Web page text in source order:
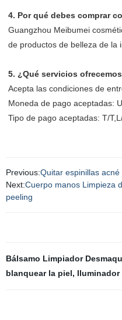
4. Por qué debes comprar
Guangzhou Meibumei
de productos de belleza de la
5. ¿Qué servicios
Acepta las condiciones de
Moneda de pago aceptadas:
Tipo de pago aceptadas: T/
Previous:Quitar espinillas
Next:Cuerpo manos Limpieza
peeling
Bálsamo Limpiador
blanquear la piel, Iluminador